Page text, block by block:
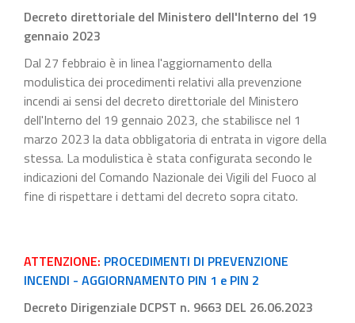
Decreto direttoriale del Ministero dell'Interno del 19
gennaio 2023
Dal 27 febbraio è in linea l'aggiornamento della
modulistica dei procedimenti relativi alla prevenzione
incendi ai sensi del decreto direttoriale del Ministero
dell'Interno del 19 gennaio 2023, che stabilisce nel 1
marzo 2023 la data obbligatoria di entrata in vigore della
stessa. La modulistica è stata configurata secondo le
indicazioni del Comando Nazionale dei Vigili del Fuoco al
fine di rispettare i dettami del decreto sopra citato.
ATTENZIONE: PROCEDIMENTI DI PREVENZIONE
INCENDI - AGGIORNAMENTO PIN 1 e PIN 2
Decreto Dirigenziale DCPST n. 9663 DEL 26.06.2023